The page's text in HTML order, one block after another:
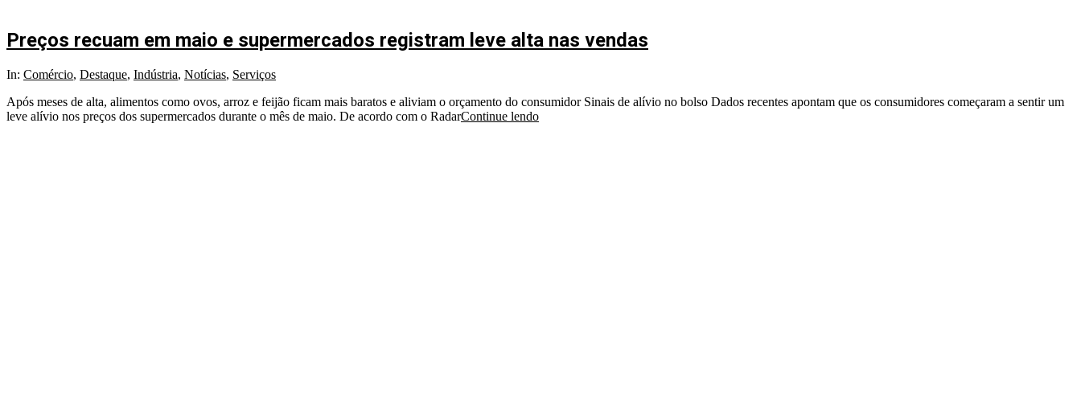
Preços recuam em maio e supermercados registram leve alta nas vendas
2025-
16
In: Comércio, Destaque, Indústria, Notícias, Serviços
Após meses de alta, alimentos como ovos, arroz e feijão ficam mais baratos e aliviam o orçamento do consumidor Sinais de alívio no bolso Dados recentes apontam que os consumidores começaram a sentir um
leve alívio nos preços dos supermercados durante o mês de maio. De acordo com o RadarContinue lendo